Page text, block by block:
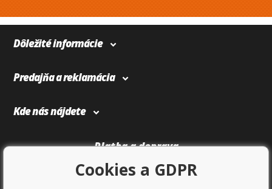
Dôležité informácie
Predajňa a reklamácia
Kde nás nájdete
Platba a doprava
Cookies a GDPR